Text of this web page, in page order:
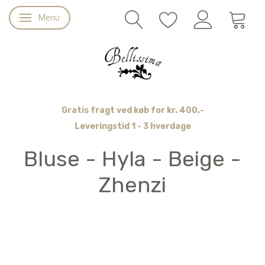
Skifte navigation
Menu
Gratis fragt ved køb for kr. 400,-
Leveringstid 1 - 3 hverdage
Bluse - Hyla - Beige -
Zhenzi